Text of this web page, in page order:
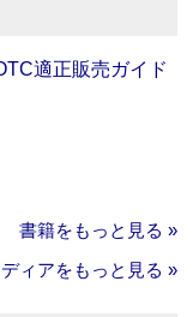
適正販売ガイド
書籍をもっと見る »
ィアをもっと見る »